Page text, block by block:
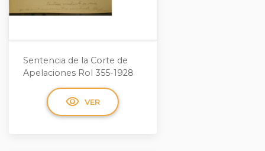
Sentencia de la Corte de
Apelaciones Rol 355-1928
visibility VER